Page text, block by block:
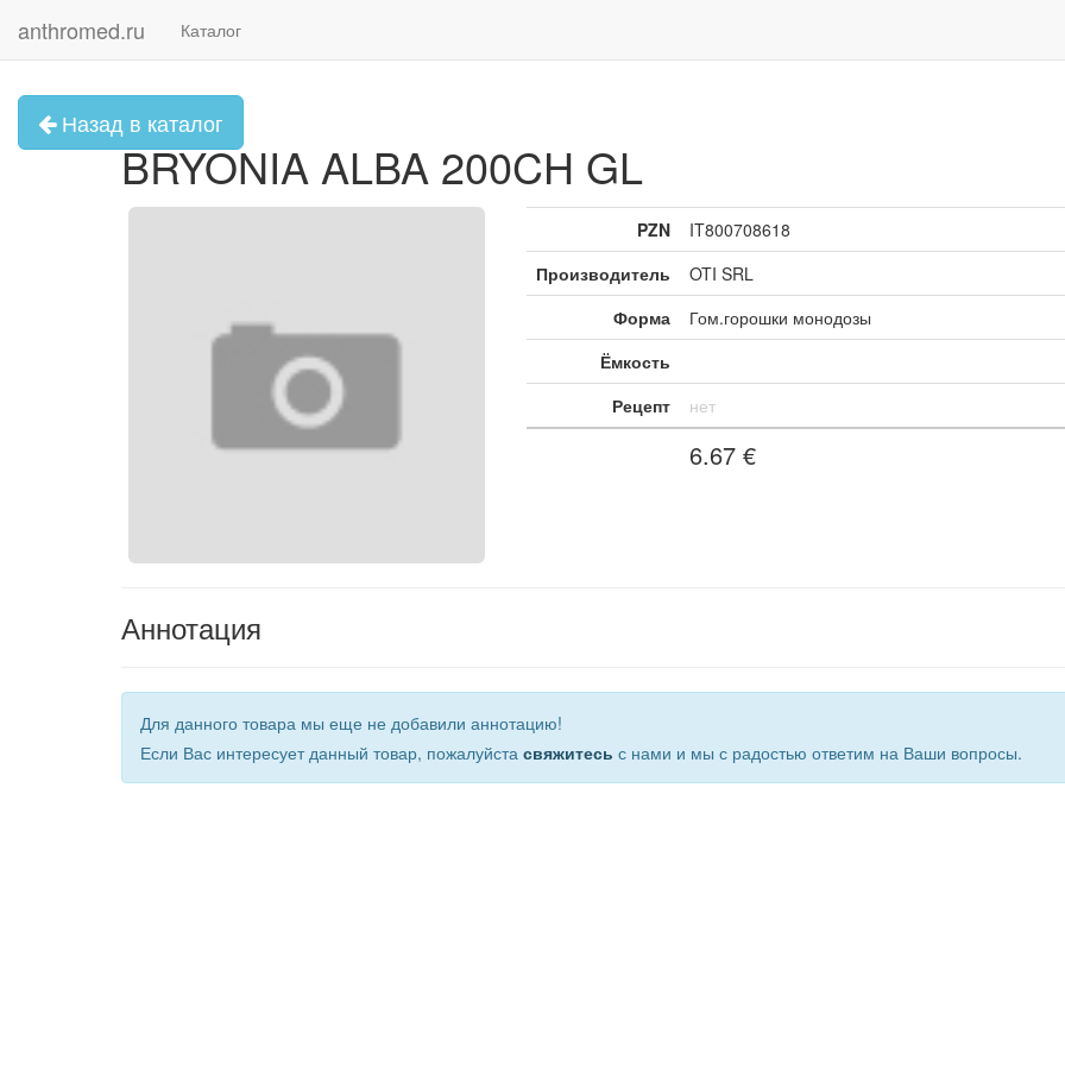
anthromed.ru Каталог
Назад в каталог
BRYONIA ALBA 200CH GL
PZN
IT800708618
Производитель
OTI SRL
Форма
Гом.горошки монодозы
Ёмкость
Рецепт
нет
6.67 €
Аннотация
Для данного товара мы еще не добавили аннотацию!
Если Вас интересует данный товар, пожалуйста свяжитесь с нами и мы с радостью ответим на Ваши вопросы.